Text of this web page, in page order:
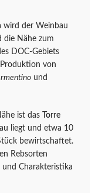
wird der Weinbau
die Nähe zum
DOC-Gebiets
von
und
ist das Torre
liegt und etwa 10
bewirtschaftet.
Rebsorten
Charakteristika